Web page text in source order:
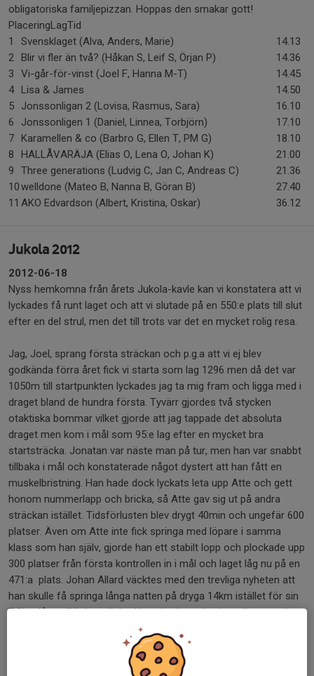
obligatoriska familjepizzan. Hoppas den smakar gott!
PlaceringLagTid
1
Svensklaget (Alva, Anders, Marie)
14.13
2 Blir vi fler än två? (Håkan S, Leif S, Örjan P)
14.36
3
Vi-går-för-vinst (Joel F, Hanna M-T)
14.45
4 Lisa & James
14.50
5
Jonssonligan 2 (Lovisa, Rasmus, Sara)
16.10
6
Jonssonligen 1 (Daniel, Linnea, Torbjörn)
17.10
7 Karamellen & co (Barbro G, Ellen T, PM G)
18.10
8
HALLÅVARÄJA (Elias O, Lena O, Johan K)
21.00
9
Three generations (Ludvig C, Jan C, Andreas C)
21.36
10welldone (Mateo B, Nanna B, Göran B)
27.40
11 AKO Edvardson (Albert, Kristina, Oskar) 36.12
Jukola 2012
2012-06-18
Nyss hemkomna från årets Jukola-kavle kan vi konstatera att vi
lyckades få runt laget och att vi slutade på en 550:e plats till slut
efter en del strul, men det till trots var det en mycket rolig resa.
Jag, Joel, sprang första sträckan och p.g.a att vi ej blev
godkända förra året fick vi starta som lag 1296 men då det var
1050m till startpunkten lyckades jag ta mig fram och ligga med i
draget bland de hundra första. Tyvärr gjordes två stycken
otaktiska bommar vilket gjorde att jag tappade det absoluta
draget men kom i mål som 95:e lag efter en mycket bra
startsträcka. Jonatan var näste man på tur, men han var snabbt
tillbaka i mål och konstaterade något dystert att han fått en
muskelbristning. Han hade dock lyckats leta upp Atte och gett
honom nummerlapp och bricka, så Atte gav sig ut på andra
sträckan istället. Tidsförlusten blev drygt 40min och ungefär 600
platser. Även om Atte inte fick springa med löpare i samma
klass som han själv, gjorde han ett stabilt lopp och plockade upp
300 platser från första kontrollen in i mål och laget låg nu på en
471:a plats. Johan Allard väcktes med den trevliga nyheten att
han skulle få springa långa natten på dryga 14km istället för sin
7,8km långa fjärde sträcka. Han gjorde ett bra lopp även om han
i slutet inte hade någon energi kvar i kroppen då han inte hunnit
äta tillräckligt innan han skulle ut, förde in laget på en 514:e plats.
Vid detta tillfälle hade vi ingen löpare på sträcka 4 men efter